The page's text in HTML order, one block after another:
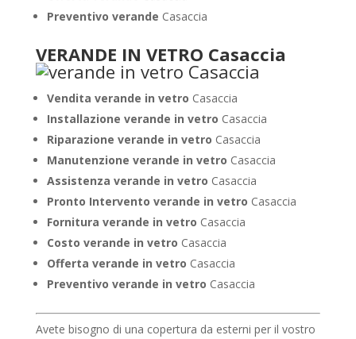
Preventivo verande Casaccia
VERANDE IN VETRO Casaccia
Vendita verande in vetro Casaccia
Installazione verande in vetro Casaccia
Riparazione verande in vetro Casaccia
Manutenzione verande in vetro Casaccia
Assistenza verande in vetro Casaccia
Pronto Intervento verande in vetro Casaccia
Fornitura verande in vetro Casaccia
Costo verande in vetro Casaccia
Offerta verande in vetro Casaccia
Preventivo verande in vetro Casaccia
Avete bisogno di una copertura da esterni per il vostro